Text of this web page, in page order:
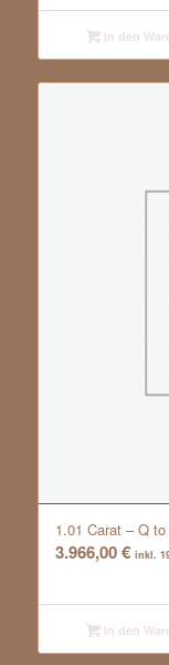
In den
1.01 Carat – Q
3.966,00€ inkl.
In den